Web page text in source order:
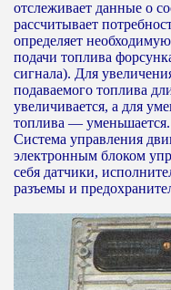
отслеживает данные о
рассчитывает
определяет
подачи топлива
сигнала). Для
подаваемого топлива
увеличивается, а для
топлива — уменьшается.
Система управления
электронным блоком
себя датчики,
разъемы и